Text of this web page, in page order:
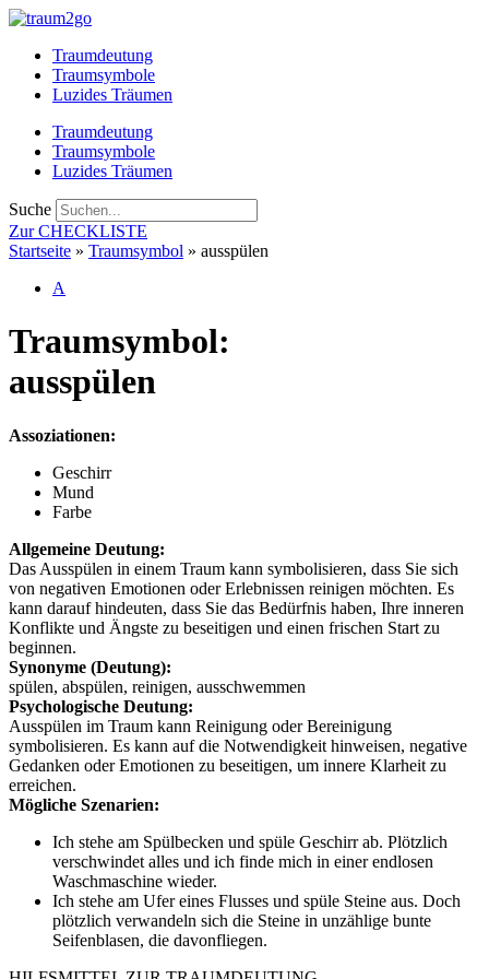
Zum
springenTraumdeutung
Traumsymbole
Luzides Träumen
Traumdeutung
Traumsymbole
Luzides Träumen
Suche
Zur CHECKLISTE
Startseite » Traumsymbol » ausspülen
A
Traumsymbol:
ausspülen
Assoziationen:
Geschirr
Mund
Farbe
Allgemeine Deutung:
Das Ausspülen in einem Traum kann symbolisieren, dass Sie sich
von negativen Emotionen oder Erlebnissen reinigen möchten. Es
kann darauf hindeuten, dass Sie das Bedürfnis haben, Ihre inneren
Konflikte und Ängste zu beseitigen und einen frischen Start zu
beginnen.
Synonyme (Deutung):
spülen, abspülen, reinigen, ausschwemmen
Psychologische Deutung:
Ausspülen im Traum kann Reinigung oder Bereinigung
symbolisieren. Es kann auf die Notwendigkeit hinweisen, negative
Gedanken oder Emotionen zu beseitigen, um innere Klarheit zu
erreichen.
Mögliche Szenarien:
Ich stehe am Spülbecken und spüle Geschirr ab. Plötzlich
verschwindet alles und ich finde mich in einer endlosen
Waschmaschine wieder.
Ich stehe am Ufer eines Flusses und spüle Steine aus. Doch
plötzlich verwandeln sich die Steine in unzählige bunte
Seifenblasen, die davonfliegen.